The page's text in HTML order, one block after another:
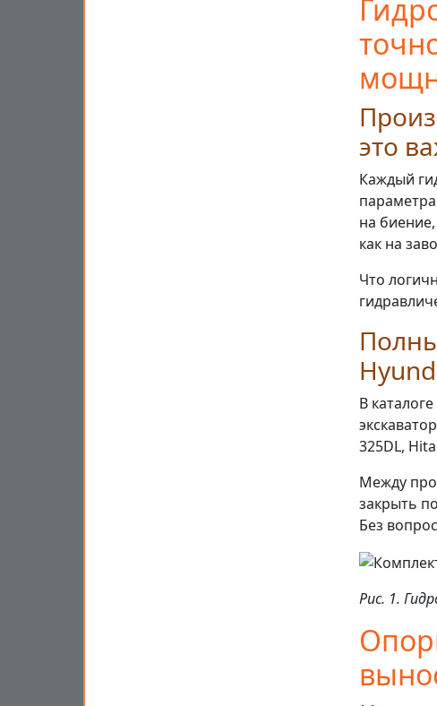
это
Каждый
на
как на
Что
В
325DL,
Между
закрыть
Без
Рис. 1.